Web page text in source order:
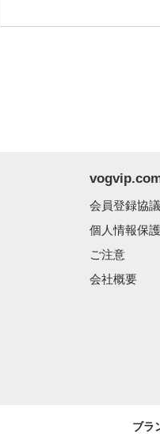
会員登録協
個人情報保
ご注意
会社概要
ブラ